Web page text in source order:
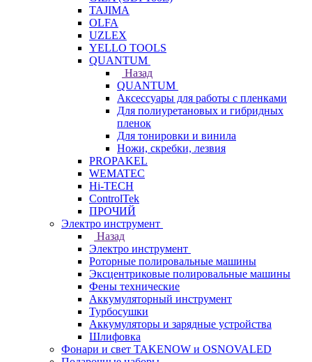
TAJIMA
OLFA
UZLEX
YELLO TOOLS
QUANTUM
Назад
QUANTUM
Аксессуары для работы с пленками
Для полиуретановых и гибридных
пленок
Для тонировки и винила
Ножи, скребки, лезвия
PROPAKEL
WEMATEC
Hi-TECH
ControlTek
ПРОЧИЙ
Электро инструмент
Назад
Электро инструмент
Роторные полировальные машины
Эксцентриковые полировальные машины
Фены технические
Аккумуляторный инструмент
Турбосушки
Аккумуляторы и зарядные устройства
Шлифовка
Фонари и свет TAKENOW и OSNOVALED